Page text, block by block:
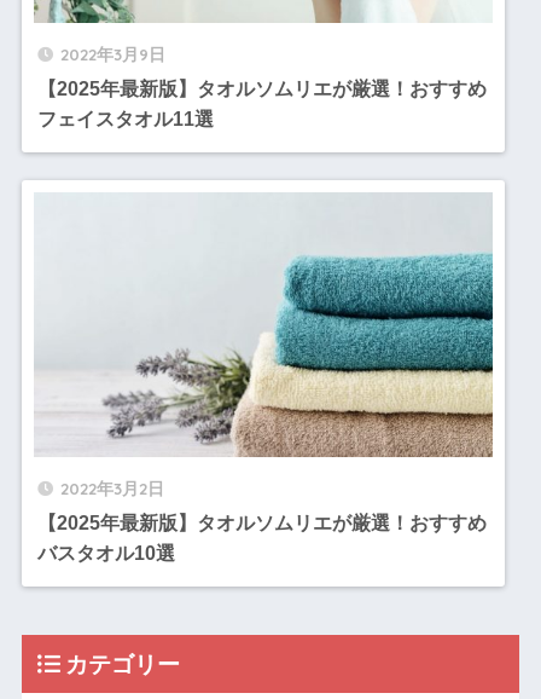
2022年3月9日
【2025年最新版】タオルソムリエが厳選！おすすめ
フェイスタオル11選
2022年3月2日
【2025年最新版】タオルソムリエが厳選！おすすめ
バスタオル10選
カテゴリー